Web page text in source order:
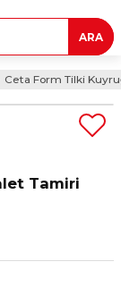
ARA
Ceta Form Tilki
Tamiri